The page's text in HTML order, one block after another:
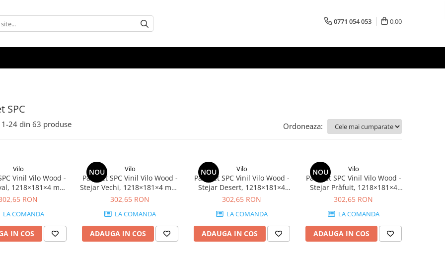
0771 054 053 0,00
SPC
1-24 din 63 produse Ordoneaza:
Vilo
Vinil Vilo Wood -
1218×181×4 mm,
R9, 2.42
RON
LA COMANDA
IN COS
NOU Vilo
Parchet SPC Vinil Vilo Wood -
Stejar Vechi, 1218×181×4 mm,
antiderapant R9, 2.42
302,65 RON
LA COMANDA
ADAUGA IN COS
NOU Vilo
Parchet SPC Vinil Vilo Wood -
Stejar Desert, 1218×181×4
mm, antiderapant R9, 2.42
302,65 RON
LA COMANDA
ADAUGA IN COS
NOU Vilo
Parchet SPC Vinil Vilo Wood -
Stejar Prăfuit, 1218×181×4
mm, antiderapant R9, 2.42
302,65 RON
LA COMANDA
ADAUGA IN COS